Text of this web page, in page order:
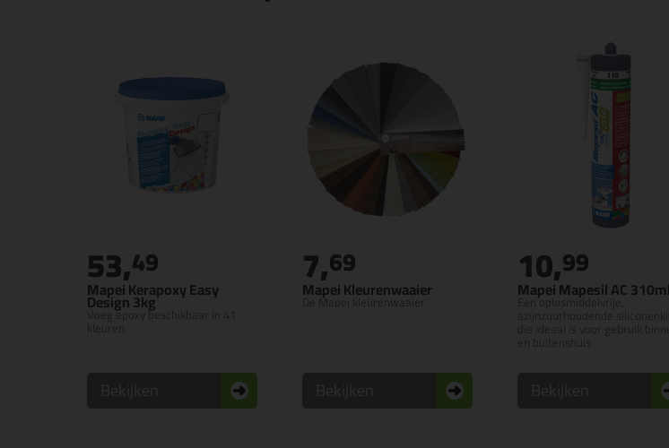
Mapei Kerapoxy Easy
Design 3kg
Voeg epoxy beschikbaar in 41
53,49
Mapei Kleurenwaaier
De Mapei kleurenwaaier
7,69
Mapei Mapesil AC 310ml
Een oplosmiddelvrije,
10,99